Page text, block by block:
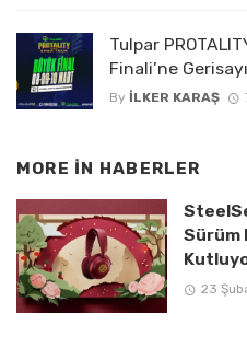
Tulpar
Finali’ne
By İLKER KARAŞ
MORE IN HABERLER
Sürüm
23